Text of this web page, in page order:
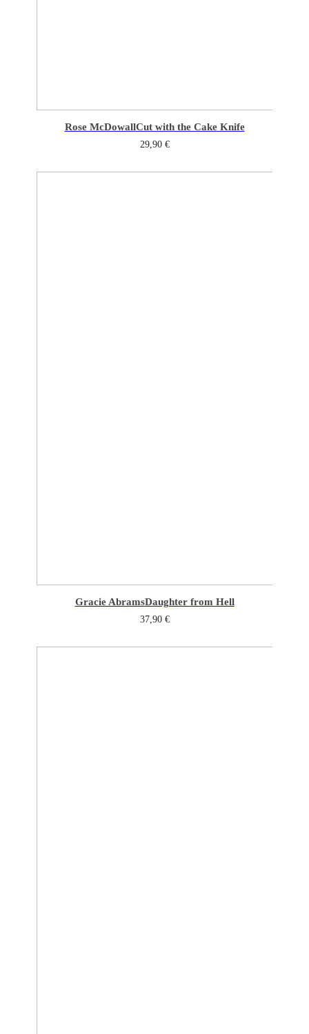
Rose McDowallCut with the Cake Knife
29,90 €
Gracie AbramsDaughter from Hell
37,90 €